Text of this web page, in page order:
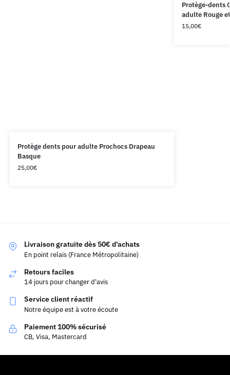
Protège dents pour adulte Prochocs Drapeau
Basque
25,00€
Protège-dents
adulte Rouge
15,00€
Livraison gratuite dès 50€ d’achats
En point relais (France Métropolitaine)
Retours faciles
14 jours pour changer d'avis
Service client réactif
Notre équipe est à votre écoute
Paiement 100% sécurisé
CB, Visa, Mastercard